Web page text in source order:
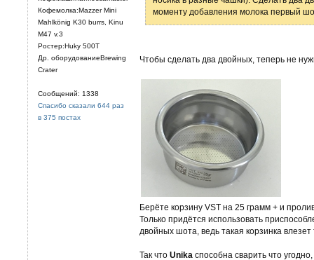
Кофемолка:Mazzer Mini
Mahlkönig K30 burrs, Kinu
M47 v.3
Ростер:Huky 500T
Др. оборудованиеBrewing
Crater
Сообщений: 1338
Спасибо сказали 644 раз
в 375 постах
моменту добавления молока первый
Чтобы сделать два двойных, теперь не
Берёте корзину VST на 25 грамм + и
Только придётся использовать
двойных шота, ведь такая корзинка влезет
Так что Unika способна сварить что